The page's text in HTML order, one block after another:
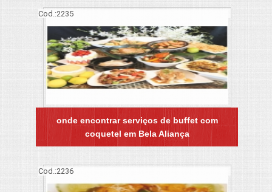
Cod.:2235
onde encontrar serviços de buffet com
coquetel em Bela Aliança
Cod.:2236